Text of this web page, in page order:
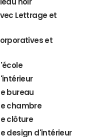
Lettrage et
et
bureau
chambre
clôture
design d'intérieur